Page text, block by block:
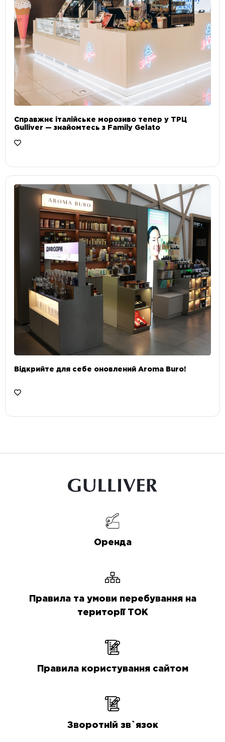
Справжнє італійське морозиво тепер у ТРЦ
Gulliver — знайомтесь з Family Gelato
Відкрийте для себе оновлений Aroma Buro! ⠀
Оренда
Правила та умови перебування на
території ТОК
Правила користування сайтом
Зворотній зв`язок